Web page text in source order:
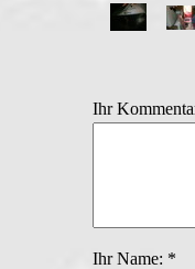
Ihr
Ihr Name: *